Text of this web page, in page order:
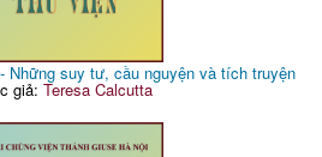
Những suy tư, cầu nguyện và tích truyện
giả: Teresa Calcutta